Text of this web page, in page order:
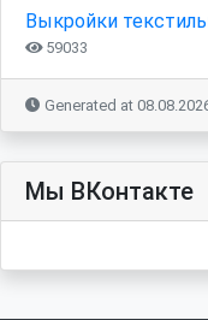
Выкройки
59033
Generated at
Мы ВКонтакте